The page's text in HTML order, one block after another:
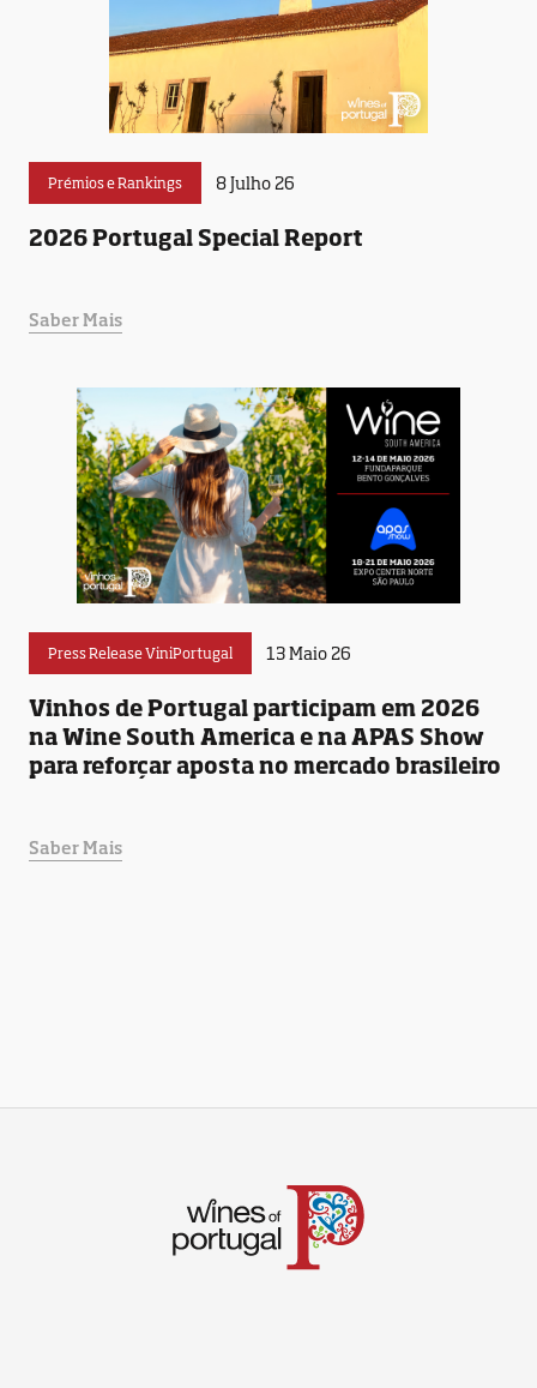
Prémios e Rankings 8 Julho 26
2026 Portugal Special Report
Saber Mais
Press Release ViniPortugal 13 Maio 26
Vinhos de Portugal participam em 2026
na Wine South America e na APAS Show
para reforçar aposta no mercado brasileiro
Saber Mais